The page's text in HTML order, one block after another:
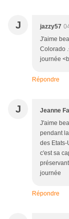
J jazzy57
J'aime
Colorado
journée
Répondre
J Jeanne
J'aime
pendant
des
c'est sa
journée
Répondre